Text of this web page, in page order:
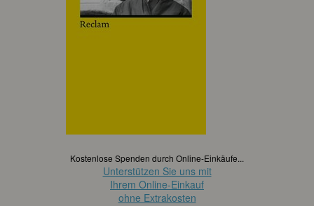
Kostenlose Spenden durch Online-Einkäufe...
Unterstützen Sie uns mit
Ihrem Online-Einkauf
ohne Extrakosten